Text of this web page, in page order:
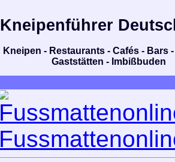
Kneipenführer
Kneipen - Restaurants - Cafés - Bars
Gaststätten - Imbißbuden